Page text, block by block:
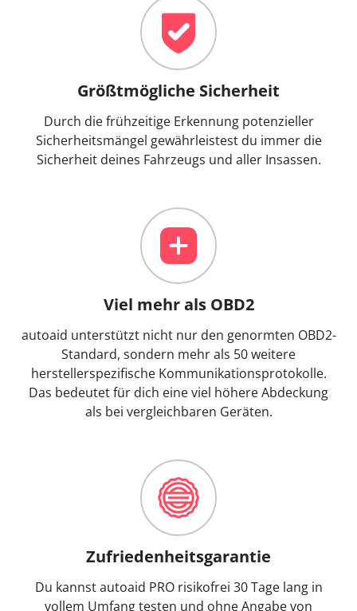
Größtmögliche Sicherheit
Durch die frühzeitige Erkennung potenzieller
Sicherheitsmängel gewährleistest du immer die
Sicherheit deines Fahrzeugs und aller Insassen.
Viel mehr als OBD2
autoaid unterstützt nicht nur den genormten OBD2-
Standard, sondern mehr als 50 weitere
herstellerspezifische Kommunikationsprotokolle.
Das bedeutet für dich eine viel höhere Abdeckung
als bei vergleichbaren Geräten.
Zufriedenheitsgarantie
Du kannst autoaid PRO risikofrei 30 Tage lang in
vollem Umfang testen und ohne Angabe von